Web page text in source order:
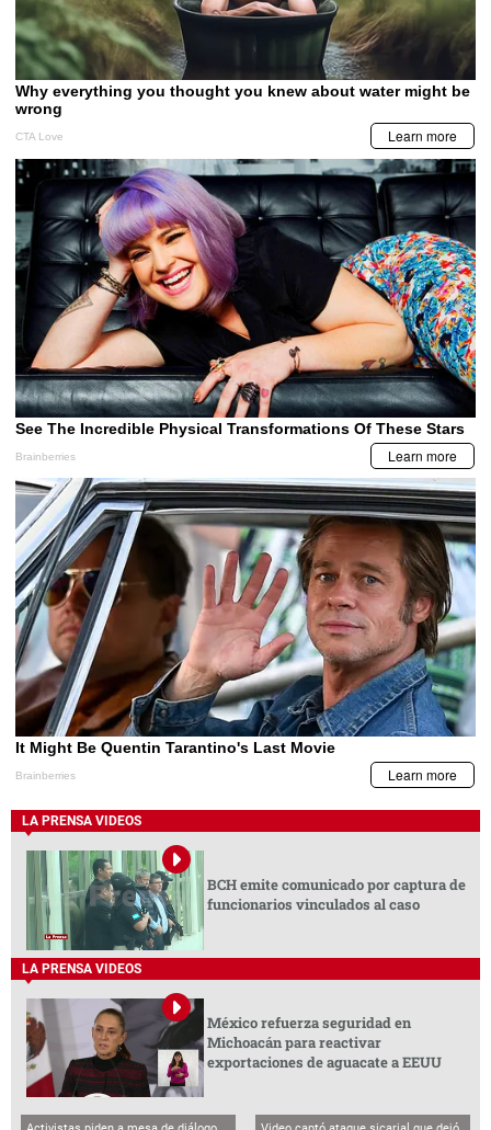
LA PRENSA VIDEOS
BCH emite comunicado por captura de
funcionarios vinculados al caso
LA PRENSA VIDEOS
México refuerza seguridad en
Michoacán para reactivar
exportaciones de aguacate a EEUU